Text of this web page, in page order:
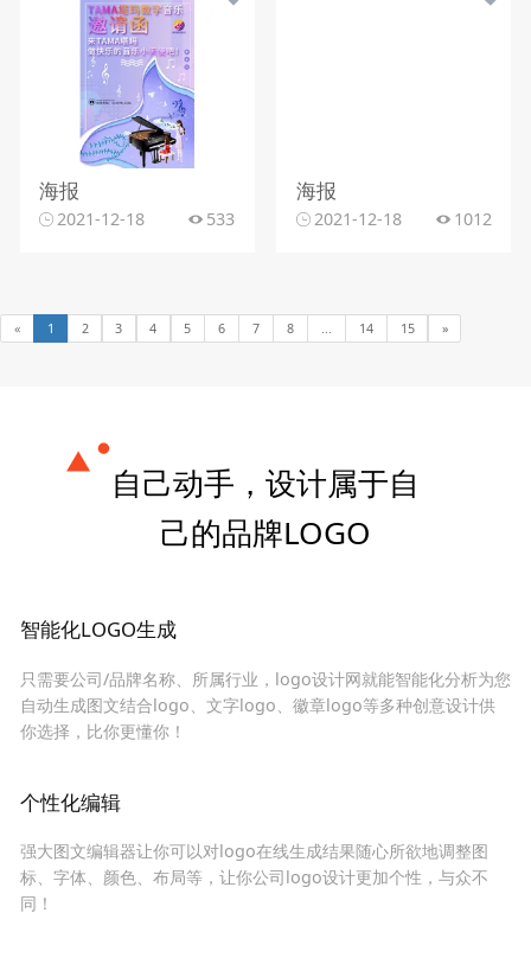
海报
2021-12-18 533
海报
2021-12-18 1012
« 1 2 3 4 5 6 7 8 14 15 »
自己动手，设计属于自
己的品牌LOGO
智能化LOGO生成
只需要公司/品牌名称、所属行业，logo设计网就能智能化分析为您
自动生成图文结合logo、文字logo、徽章logo等多种创意设计供
你选择，比你更懂你！
个性化编辑
强大图文编辑器让你可以对logo在线生成结果随心所欲地调整图
标、字体、颜色、布局等，让你公司logo设计更加个性，与众不
同！